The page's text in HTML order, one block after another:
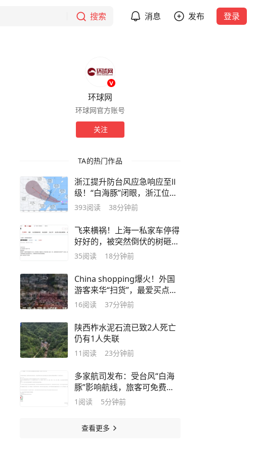
搜索 消息 发布 登录
环球网
环球网官方账号
关注
TA的热门作品
浙江提升防台风应急响应至Ⅱ
级！“白海豚”闭眼，浙江位于
危险半圆内！浙江或被大暴雨
闭、工程停工
393阅读 38分钟前
飞来横祸！上海一私家车停得
好好的，被突然倒伏的树砸报
废！巨额损失谁来赔？官方回
35阅读 18分钟前
China shopping爆火！外国
游客来华“扫货”，最爱买点
啥？
16阅读 37分钟前
陕西柞水泥石流已致2人死亡
仍有1人失联
11 阅读 23分钟前
多家航司发布：受台风“白海
豚”影响航线，旅客可免费变
更或退票
1 阅读 5分钟前
查看更多